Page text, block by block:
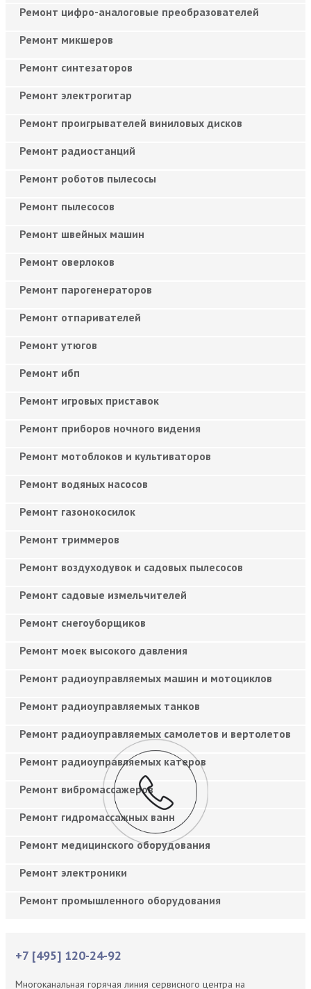
Ремонт цифро-аналоговые преобразователей
Ремонт микшеров
Ремонт синтезаторов
Ремонт электрогитар
Ремонт проигрывателей виниловых дисков
Ремонт радиостанций
Ремонт роботов пылесосы
Ремонт пылесосов
Ремонт швейных машин
Ремонт оверлоков
Ремонт парогенераторов
Ремонт отпаривателей
Ремонт утюгов
Ремонт ибп
Ремонт игровых приставок
Ремонт приборов ночного видения
Ремонт мотоблоков и культиваторов
Ремонт водяных насосов
Ремонт газонокосилок
Ремонт триммеров
Ремонт воздуходувок и садовых пылесосов
Ремонт садовые измельчителей
Ремонт снегоуборщиков
Ремонт моек высокого давления
Ремонт радиоуправляемых машин и мотоциклов
Ремонт радиоуправляемых танков
Ремонт радиоуправляемых самолетов и вертолетов
Ремонт радиоуправляемых катеров
Ремонт вибромассажеров
Ремонт гидромассажных ванн
Ремонт медицинского оборудования
Ремонт электроники
Ремонт промышленного оборудования
+7 [495] 120-24-92
Многоканальная горячая линия сервисного центра на